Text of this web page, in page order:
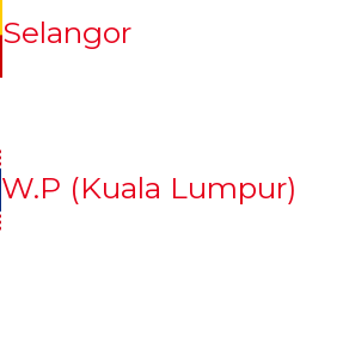
Selangor
W.P (Kuala Lumpur)